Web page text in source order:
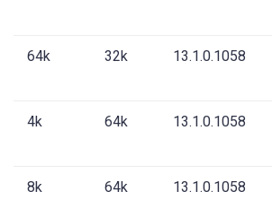
64k 32k 13.1.0.1058
4k 64k 13.1.0.1058
8k 64k 13.1.0.1058